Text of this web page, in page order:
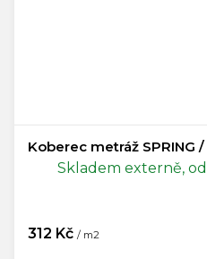
Koberec metráž SPRING
Skladem externě,
312 Kč / m2